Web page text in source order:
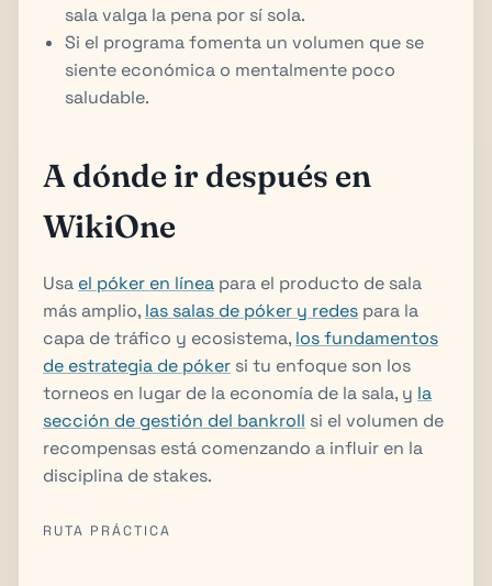
sala valga la pena por sí sola.
Si el programa fomenta un volumen que se
siente económica o mentalmente poco
saludable.
A dónde ir después en
WikiOne
Usa el póker en línea para el producto de sala
más amplio, las salas de póker y redes para la
capa de tráfico y ecosistema, los fundamentos
de estrategia de póker si tu enfoque son los
torneos en lugar de la economía de la sala, y la
sección de gestión del bankroll si el volumen de
recompensas está comenzando a influir en la
disciplina de stakes.
RUTA PRÁCTICA